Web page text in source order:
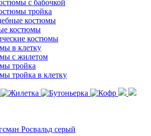
с бабочкой
тройка
костюмы
костюмы
костюмы
в клетку
с жилетом
тройка
тройка в клетку
Росвальд серый